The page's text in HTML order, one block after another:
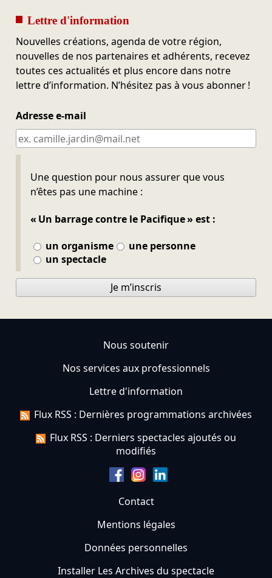
Lettre d'information
Nouvelles créations, agenda de votre région,
nouvelles de nos partenaires et adhérents, recevez
toutes ces actualités et plus encore dans notre
lettre d’information. N’hésitez pas à vous abonner !
Adresse e-mail
Une question pour nous assurer que vous
n’êtes pas une machine :
« Un barrage contre le Pacifique » est :
un organisme
une personne
un spectacle
Ne pas remplir
Je m’inscris
Nous soutenir
Nos services aux professionnels
Lettre d'information
Flux RSS : Dernières programmations archivées
Flux RSS : Derniers spectacles ajoutés ou
modifiés
Contact
Mentions légales
Données personnelles
Installer Les Archives du spectacle